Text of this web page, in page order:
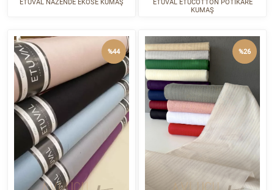
ETUVAL NAZENDE EKOSE KUMAŞ
ETUVAL ETUCOTTON PÖTİKARE
KUMAŞ
%44 %26